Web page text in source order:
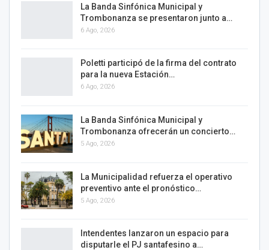
La Banda Sinfónica Municipal y
Trombonanza se presentaron junto a…
6 Ago, 2026
Poletti participó de la firma del contrato
para la nueva Estación…
6 Ago, 2026
La Banda Sinfónica Municipal y
Trombonanza ofrecerán un concierto…
5 Ago, 2026
La Municipalidad refuerza el operativo
preventivo ante el pronóstico…
5 Ago, 2026
Intendentes lanzaron un espacio para
disputarle el PJ santafesino a…